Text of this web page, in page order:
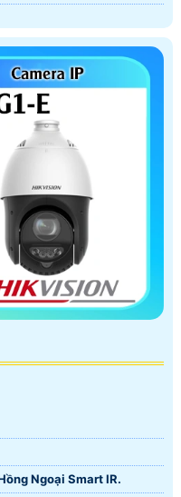
Ngoại Smart IR.